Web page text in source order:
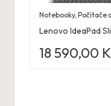
Notebooky,Počítače
Lenovo IdeaPad
18 590,00